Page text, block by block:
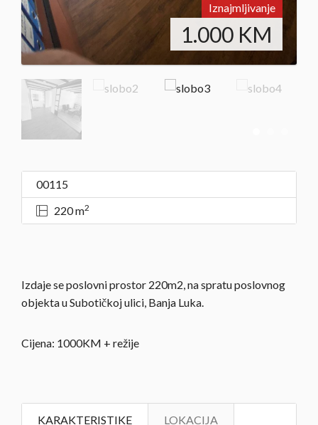
Iznajmljivanje
1.000 KM
00115
220 m2
Izdaje se poslovni prostor 220m2, na spratu poslovnog
objekta u Subotičkoj ulici, Banja Luka.
Cijena: 1000KM + režije
KARAKTERISTIKE LOKACIJA